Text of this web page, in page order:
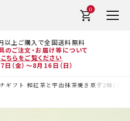
上ご購入で全国送料無料
のご注文・お届け等について
ちらをご覧ください
（金）～8月16日（日）
0
ギフト 和紅茶と宇治抹茶焼き菓子2種2個